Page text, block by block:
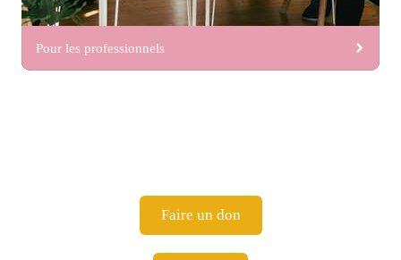
Pour les professionnels
Faire un don